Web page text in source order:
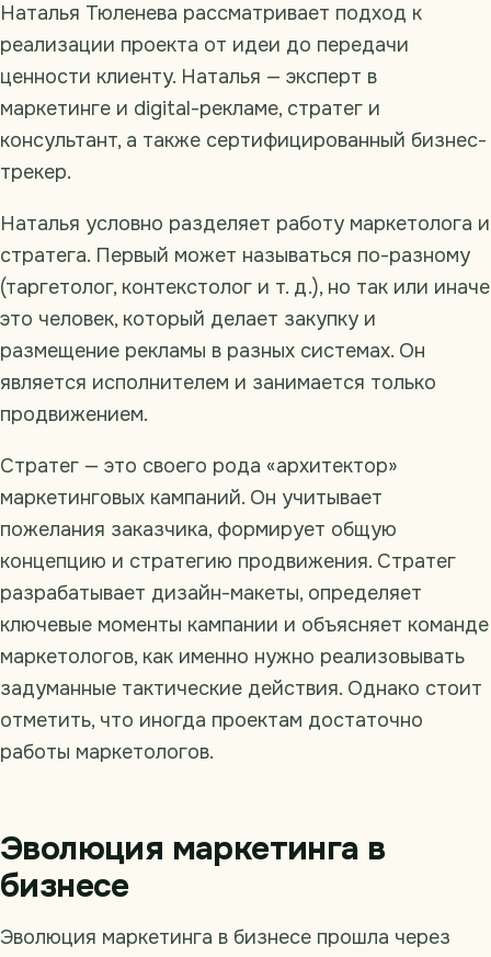
Наталья Тюленева рассматривает подход к
реализации проекта от идеи до передачи
ценности клиенту. Наталья — эксперт в
маркетинге и digital-рекламе, стратег и
консультант, а также сертифицированный бизнес-
трекер.
Наталья условно разделяет работу маркетолога и
стратега. Первый может называться по-разному
(таргетолог, контекстолог и т. д.), но так или иначе
это человек, который делает закупку и
размещение рекламы в разных системах. Он
является исполнителем и занимается только
продвижением.
Стратег — это своего рода «архитектор»
маркетинговых кампаний. Он учитывает
пожелания заказчика, формирует общую
концепцию и стратегию продвижения. Стратег
разрабатывает дизайн-макеты, определяет
ключевые моменты кампании и объясняет команде
маркетологов, как именно нужно реализовывать
задуманные тактические действия. Однако стоит
отметить, что иногда проектам достаточно
работы маркетологов.
Эволюция маркетинга в
бизнесе
Эволюция маркетинга в бизнесе прошла через